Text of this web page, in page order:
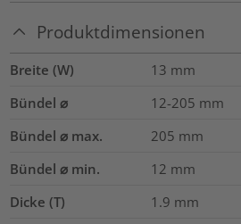
Produktdimensionen
Breite (W) 13 mm
Bündel ⌀
12-205 mm
Bündel ⌀ max.
205 mm
Bündel ⌀ min.
12 mm
Dicke (T)
1.9 mm